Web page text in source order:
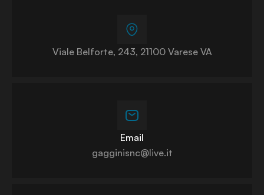
Viale Belforte, 243, 21100 Varese VA
Email
gagginisnc@live.it